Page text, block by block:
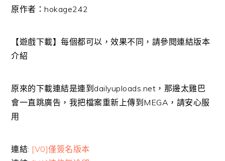
原作者：hokage242
【遊戲下載】每個都可以，效果不同，請參閱連結版本
介紹
原來的下載連結是連到dailyuploads.net，那邊太雞巴
會一直跳廣告，我把檔案重新上傳到MEGA，請安心服
用
連結: [V0]僅簽名版本